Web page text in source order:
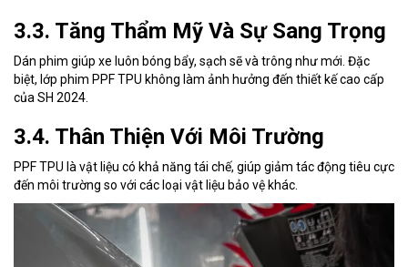
3.3. Tăng Thẩm Mỹ Và Sự Sang Trọng
Dán phim giúp xe luôn bóng bẩy, sạch sẽ và trông như mới. Đặc
biệt, lớp phim PPF TPU không làm ảnh hưởng đến thiết kế cao cấp
của SH 2024.
3.4. Thân Thiện Với Môi Trường
PPF TPU là vật liệu có khả năng tái chế, giúp giảm tác động tiêu cực
đến môi trường so với các loại vật liệu bảo vệ khác.